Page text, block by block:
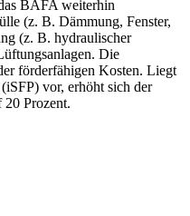
BAFA weiterhin
(z. B. Dämmung, Fenster,
(z. B. hydraulischer
Die
förderfähigen Kosten. Liegt
vor, erhöht sich der
20 Prozent.